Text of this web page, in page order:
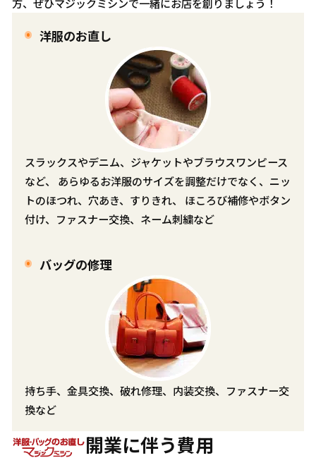
洋服のお直し
スラックスやデニム、ジャケットやブラウスワンピース
など、 あらゆるお洋服のサイズを調整だけでなく、ニッ
トのほつれ、穴あき、すりきれ、 ほころび補修やボタン
付け、ファスナー交換、ネーム刺繍など
バッグの修理
持ち手、金具交換、破れ修理、内装交換、ファスナー交
換など
開業に伴う費用